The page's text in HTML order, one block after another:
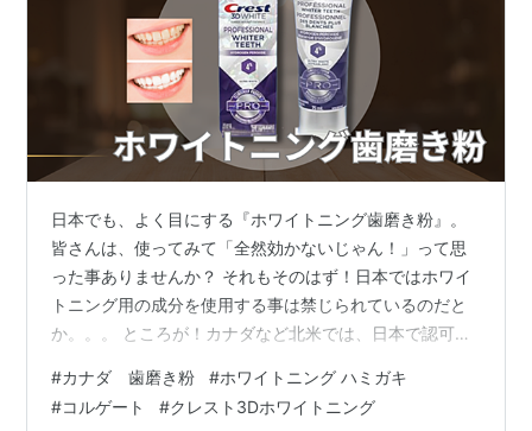
日本でも、よく目にする『ホワイトニング歯磨き粉』。
皆さんは、使ってみて「全然効かないじゃん！」って思
った事ありませんか？ それもそのはず！日本ではホワイ
トニング用の成分を使用する事は禁じられているのだと
か。。。 ところが！カナダなど北米では、日本で認可さ
磨き粉がお土産に大人気!! そこで、今回は「一体、どの
歯磨き粉が効果が期待できるのか？」に焦点を当て、カ
#カナダ 歯磨き粉 #ホワイトニング ハミガキ
#コルゲート #クレスト3Dホワイトニング